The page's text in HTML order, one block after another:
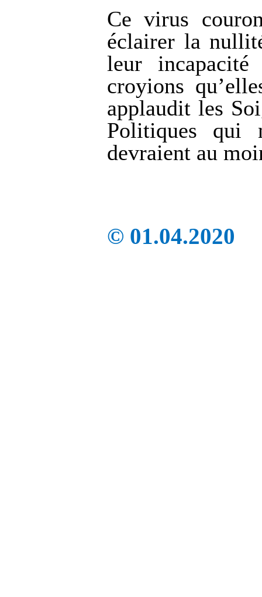
Ce virus
éclairer la
leur
croyions
applaudit les
Politiques qui
devraient au
© 01.04.2020